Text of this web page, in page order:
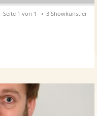
Seite 1 von 1 3 Showkünstler